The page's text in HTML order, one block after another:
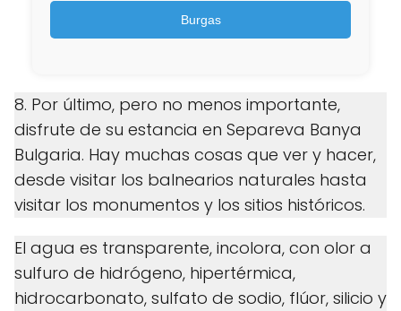
Burgas
8. Por último, pero no menos importante,
disfrute de su estancia en Separeva Banya
Bulgaria. Hay muchas cosas que ver y hacer,
desde visitar los balnearios naturales hasta
visitar los monumentos y los sitios históricos.
El agua es transparente, incolora, con olor a
sulfuro de hidrógeno, hipertérmica,
hidrocarbonato, sulfato de sodio, flúor, silicio y